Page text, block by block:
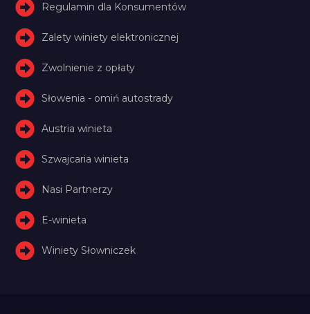
Regulamin dla Konsumentów
Zalety winiety elektronicznej
Zwolnienie z opłaty
Słowenia - omiń autostrady
Austria winieta
Szwajcaria winieta
Nasi Partnerzy
E-winieta
Winiety Słowniczek